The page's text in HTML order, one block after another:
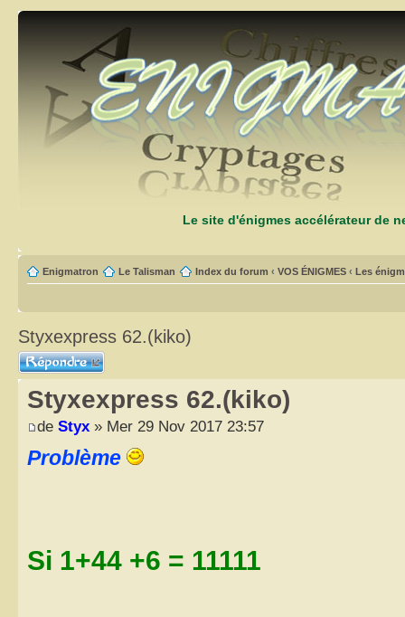
Le site d'énigmes accélérateur de
Enigmatron Le Talisman Index du forum ‹ VOS ÉNIGMES ‹ Les
Styxexpress 62.(kiko)
Répondre
Styxexpress 62.(kiko)
de Styx » Mer 29 Nov 2017 23:57
Problème
Si 1+44 +6 = 11111